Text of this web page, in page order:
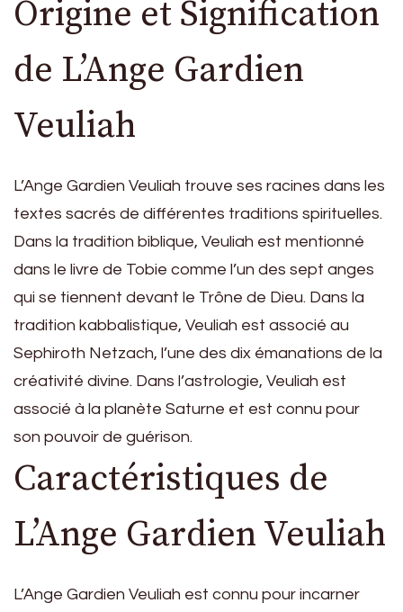
Origine et Signification
de L’Ange Gardien
Veuliah
L’Ange Gardien Veuliah trouve ses racines dans les
textes sacrés de différentes traditions spirituelles.
Dans la tradition biblique, Veuliah est mentionné
dans le livre de Tobie comme l’un des sept anges
qui se tiennent devant le Trône de Dieu. Dans la
tradition kabbalistique, Veuliah est associé au
Sephiroth Netzach, l’une des dix émanations de la
créativité divine. Dans l’astrologie, Veuliah est
associé à la planète Saturne et est connu pour
son pouvoir de guérison.
Caractéristiques de
L’Ange Gardien Veuliah
L’Ange Gardien Veuliah est connu pour incarner